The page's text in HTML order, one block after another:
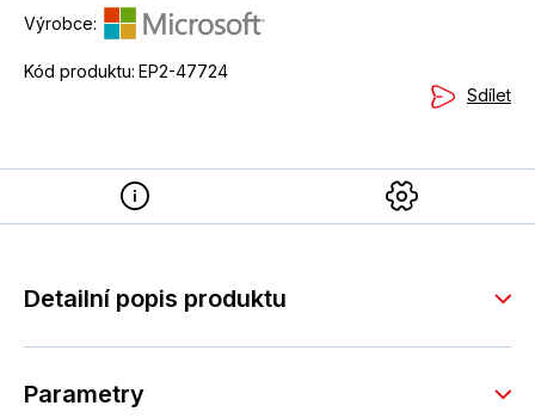
Výrobce:
Kód produktu: EP2-47724
Sdílet
Detailní popis produktu
Parametry